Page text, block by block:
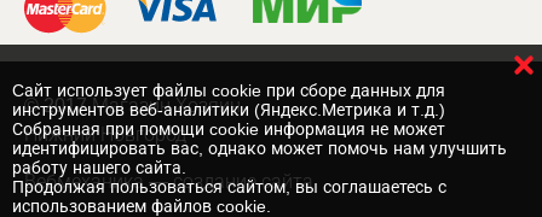
© 2017 Магазин Хозяин
Нижний Новгород
Вебмеханика — создание сайта
Cайт использует файлы cookie при сборе данных для
инструментов веб-аналитики (Яндекс.Метрика и т.д.)
Собранная при помощи cookie информация не может
идентифицировать вас, однако может помочь нам улучшить
работу нашего сайта.
Продолжая пользоваться сайтом, вы соглашаетесь с
использованием файлов cookie.